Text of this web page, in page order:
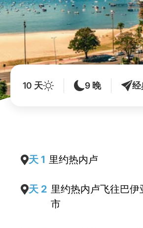
10 天 9 晚 经
天 1 里约热内卢
天 2 里约热内卢飞往巴伊
市